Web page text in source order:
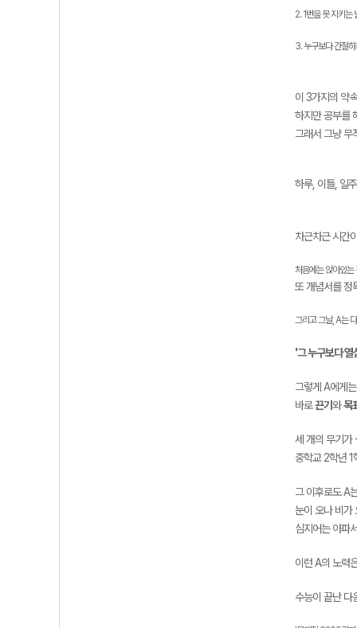
2. 1번을 못 지키는
3. 누구보다 간절
이 3가지의 약
하지만 공부를
그래서 그냥 무
하루, 이틀, 일
차근차근 시간
처음에는 앉아있는
또 개념서를 정
그리고 그날, A는
'그 누구보다 열
그렇게 A에게
바로끈기 와목
세 개의 무기가
중학교 2학년 1
그 이후로도 A
눈이 오나 비가
심지어는 아파
이런 A의 노력
수능이 끝난 다